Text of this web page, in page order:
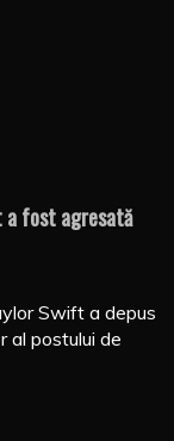
a fost agresată
Swift a depus
al postului de